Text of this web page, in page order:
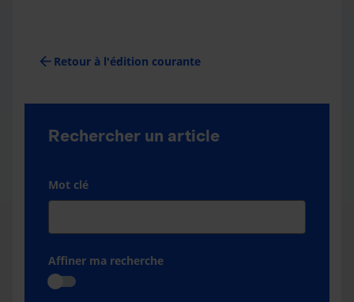
arrow_back Retour à l'édition courante
Rechercher un article
Mot clé
Affiner ma recherche